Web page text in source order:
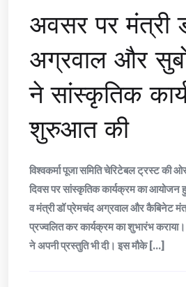
अवसर पर मंत्री
अग्रवाल और
ने सांस्कृतिक
शुरुआत की
विश्वकर्मा पूजा समिति चेरिटेबल ट्रस्ट की
दिवस पर सांस्कृतिक कार्यक्रम का आयोजन
व मंत्री डॉ प्रेमचंद अग्रवाल और कैबिनेट
प्रज्वलित कर कार्यक्रम का शुभारंभ कराया।
ने अपनी प्रस्तुति भी दी। इस मौके [...]